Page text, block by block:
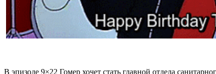
В эпизоде 9×22 Гомер хочет стать главной отдела